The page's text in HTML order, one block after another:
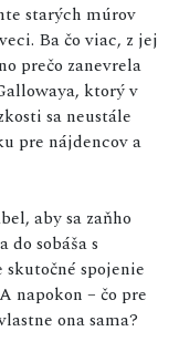
starých múrov
Ba čo viac, z jej
prečo zanevrela
ktorý v
sa neustále
pre nájdencov a
aby sa zaňho
sobáša s
spojenie
napokon – čo pre
ona sama?